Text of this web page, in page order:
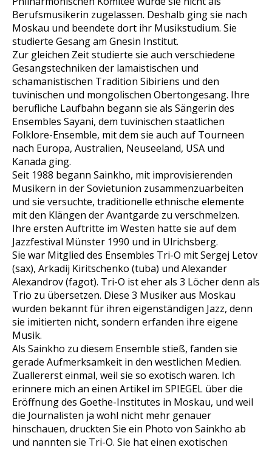
Berufsmusikerin zugelassen. Deshalb ging sie nach
Moskau und beendete dort ihr Musikstudium. Sie
studierte Gesang am Gnesin Institut.
Zur gleichen Zeit studierte sie auch verschiedene
Gesangstechniken der lamaistischen und
schamanistischen Tradition Sibiriens und den
tuvinischen und mongolischen Obertongesang. Ihre
berufliche Laufbahn begann sie als Sängerin des
Ensembles Sayani, dem tuvinischen staatlichen
Folklore-Ensemble, mit dem sie auch auf Tourneen
nach Europa, Australien, Neuseeland, USA und
Kanada ging.
Seit 1988 begann Sainkho, mit improvisierenden
Musikern in der Sovietunion zusammenzuarbeiten
und sie versuchte, traditionelle ethnische elemente
mit den Klängen der Avantgarde zu verschmelzen.
Ihre ersten Auftritte im Westen hatte sie auf dem
Jazzfestival Münster 1990 und in Ulrichsberg.
Sie war Mitglied des Ensembles Tri-O mit Sergej Letov
(sax), Arkadij Kiritschenko (tuba) und Alexander
Alexandrov (fagot). Tri-O ist eher als 3 Löcher denn als
Trio zu übersetzen. Diese 3 Musiker aus Moskau
wurden bekannt für ihren eigenständigen Jazz, denn
sie imitierten nicht, sondern erfanden ihre eigene
Musik.
Als Sainkho zu diesem Ensemble stieß, fanden sie
gerade Aufmerksamkeit in den westlichen Medien.
Zuallererst einmal, weil sie so exotisch waren. Ich
erinnere mich an einen Artikel im SPIEGEL über die
Eröffnung des Goethe-Institutes in Moskau, und weil
die Journalisten ja wohl nicht mehr genauer
hinschauen, druckten Sie ein Photo von Sainkho ab
und nannten sie Tri-O. Sie hat einen exotischen